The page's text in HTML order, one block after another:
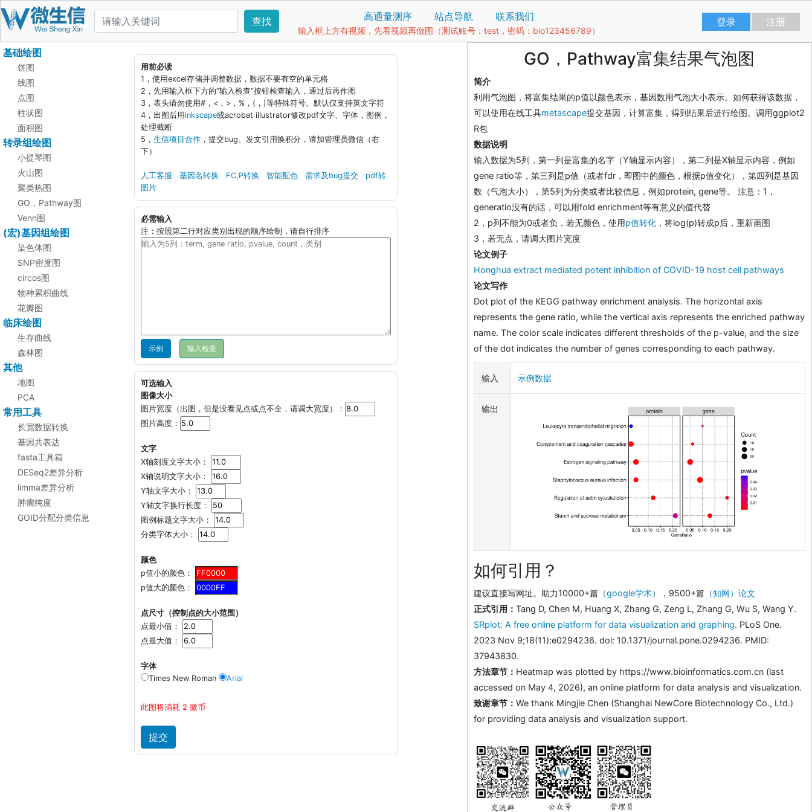
查找 高通量测序 站点导航 联系我们
输入框上方有视频，先看视频再做图（测试账号：test，密码：bio123456789）
注册
登录
基础绘图
饼图
线图
点图
柱状图
面积图
转录组绘图
小提琴图
火山图
聚类热图
GO，Pathway图
Venn图
(宏)基因组绘图
染色体图
SNP密度图
circos图
物种累积曲线
花瓣图
临床绘图
生存曲线
森林图
其他
地图
PCA
常用工具
长宽数据转换
基因共表达
fasta工具箱
DESeq2差异分析
limma差异分析
肿瘤纯度
GOID分配分类信息
用前必读
1，使用excel存储并调整数据，数据不要有空的单元格
2，先用输入框下方的“输入检查”按钮检查输入，通过后再作图
3，表头请勿使用#，<，>，%，(，)等特殊符号。默认仅支持英文字符
4，出图后用inkscape或acrobat illustrator修改pdf文字、字体，图例，
处理截断
5， 生信项目合作，提交bug、发文引用换积分，请加管理员微信（右
下）
人工客服 基因名转换 FC,P转换 智能配色 需求及bug提交
pdf转
图片
必需输入
注：按照第二行对应类别出现的顺序绘制，请自行排序
示例
可选输入
图像大小
图片宽度（出图，但是没看见点或点不全，请调大宽度）：
图片高度：
文字
X轴刻度文字大小：
X轴说明文字大小：
Y轴文字大小：
Y轴文字换行长度：
图例标题文字大小：
分类字体大小：
颜色
p值小的颜色：
p值大的颜色：
点尺寸（控制点的大小范围）
点最小值：
点最大值：
字体
Times New Roman
Arial
此图将消耗 2 微币
GO，Pathway富集结果气泡图
简介
利用气泡图，将富集结果的p值以颜色表示，基因数用气泡大小表示。如何获得该数据，
可以使用在线工具metascape提交基因，计算富集，得到结果后进行绘图。调用ggplot2
R包
数据说明
输入数据为5列，第一列是富集的名字（Y轴显示内容），第二列是X轴显示内容，例如
gene ratio等，第三列是p值（或者fdr，即图中的颜色，根据p值变化），第四列是基因
数（气泡大小），第5列为分类或者比较信息，例如protein, gene等。 注意：1，
generatio没有的话，可以用fold enrichment等有意义的值代替
2，p列不能为0或者负，若无颜色，使用p值转化，将log(p)转成p后，重新画图
3，若无点，请调大图片宽度
论文例子
Honghua extract mediated potent inhibition of COVID-19 host cell pathways
论文写作
Dot plot of the KEGG pathway enrichment analysis. The horizontal axis
represents the gene ratio, while the vertical axis represents the enriched pathway
name. The color scale indicates different thresholds of the p-value, and the size
of the dot indicates the number of genes corresponding to each pathway.
输入 示例数据
输出
如何引用？
建议直接写网址。助力10000+篇（google学术） ，9500+篇（知网）论文
正式引用： Tang D, Chen M, Huang X, Zhang G, Zeng L, Zhang G, Wu S, Wang Y.
SRplot: A free online platform for data visualization and graphing. PLoS One.
2023 Nov 9;18(11):e0294236. doi: 10.1371/journal.pone.0294236. PMID:
37943830.
方法章节： Heatmap was plotted by https://www.bioinformatics.com.cn (last
accessed on May 4, 2026), an online platform for data analysis and visualization.
致谢章节： We thank Mingjie Chen (Shanghai NewCore Biotechnology Co., Ltd.)
for providing data analysis and visualization support.